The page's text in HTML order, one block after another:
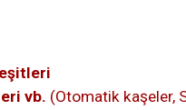
vb. (Otomatik kaşeler,